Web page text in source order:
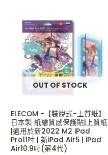
OUT OF STOCK
ELECOM -【裝脫式-上質紙】
日本製 紙繪質感保護貼|上質紙
|適用於新2022 M2 iPad
Pro11吋 | 新iPad Air5 | iPad
Air10.9吋(第4代)